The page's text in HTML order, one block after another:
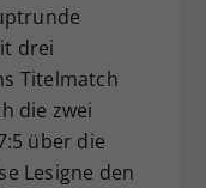
drei
Titelmatch
die zwei
über die
Lesigne den